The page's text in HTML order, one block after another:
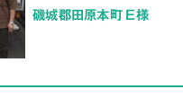
磯城郡田原本町 E様